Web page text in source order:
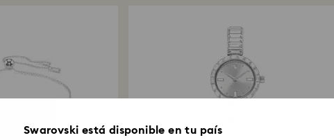
Devoluciónes por medio de
procesarán mediante el
7 días laborables en aplicarse
Swarovski está disponible en tu país